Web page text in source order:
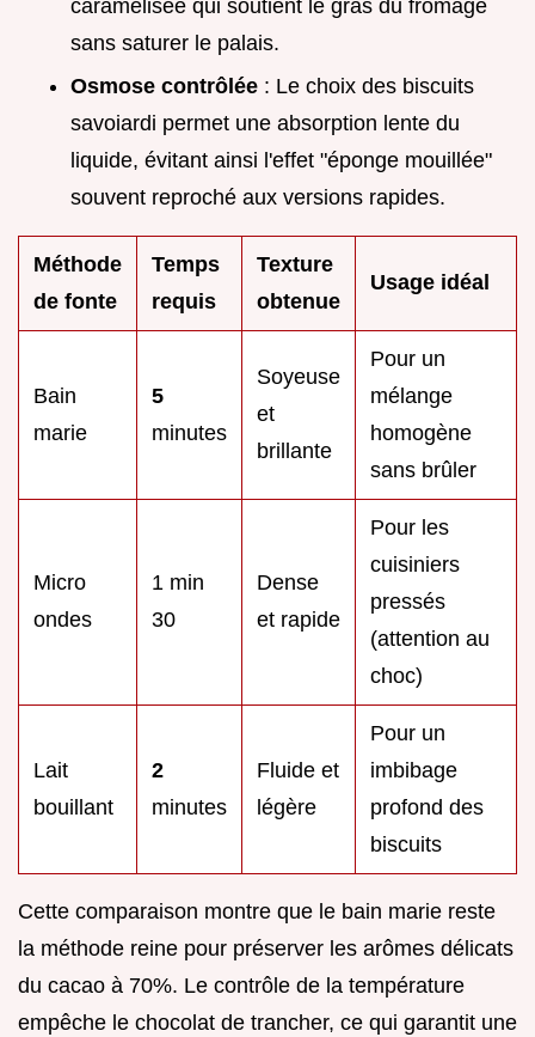
caramélisée qui soutient le gras du fromage
sans saturer le palais.
Osmose contrôlée : Le choix des biscuits
savoiardi permet une absorption lente du
liquide, évitant ainsi l'effet "éponge mouillée"
souvent reproché aux versions rapides.
Méthode
de fonte
Temps
requis
Texture
obtenue
Usage idéal
Bain
marie
5
minutes
Soyeuse
et
brillante
Pour un
mélange
homogène
sans brûler
Micro
ondes
1 min
30
Dense
et rapide
Pour les
cuisiniers
pressés
(attention au
choc)
Lait
bouillant
2
minutes
Fluide et
légère
Pour un
imbibage
profond des
biscuits
Cette comparaison montre que le bain marie reste
la méthode reine pour préserver les arômes délicats
du cacao à 70%. Le contrôle de la température
empêche le chocolat de trancher, ce qui garantit une